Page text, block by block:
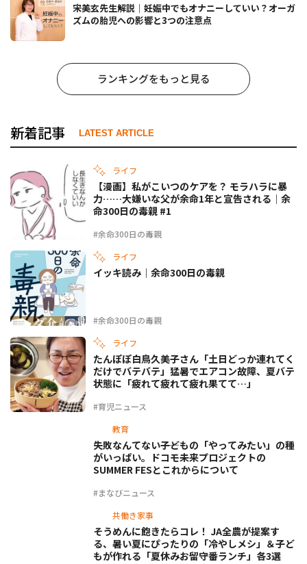
宋美玄先生解説｜妊娠中でもオナニーしていい？オーガ
ズムの胎児への影響と3つの注意点
ランキングをもっと見る
新着記事 LATEST ARTICLE
ライフ
#余命300日の毒親
【漫画】私がこいつのケアを？ モラハラに暴
力……大嫌いな父が余命1年と宣告される｜余
命300日の毒親 #1
ライフ
#余命300日の毒親
イッキ読み｜余命300日の毒親
ライフ
#育児ニュース
たんぽぽ白鳥久美子さん「土日どっか連れてく
だけでバテバテ」猛暑でエアコン故障、夏バテ
状態に「疲れて疲れて疲れ果てて…」
教育
#まなびニュース
失敗なんてない――子どもの「やってみたい」の種
がいっぱい。ドコモ未来プロジェクトの
SUMMER FESとこれからについて
共働き家事
そうめんに飽きたらコレ！ JA全農が提案す
る、暑い夏にぴったりの「冷やしメシ」＆子ど
もが作れる「夏休みお留守番ランチ」各3選